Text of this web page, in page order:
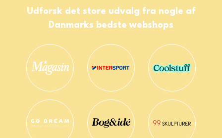
Udforsk det store udvalg fra nogle af
Danmarks bedste webshops